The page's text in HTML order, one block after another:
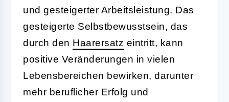
und gesteigerter Arbeitsleistung. Das
gesteigerte Selbstbewusstsein, das
durch den Haarersatz eintritt, kann
positive Veränderungen in vielen
Lebensbereichen bewirken, darunter
mehr beruflicher Erfolg und